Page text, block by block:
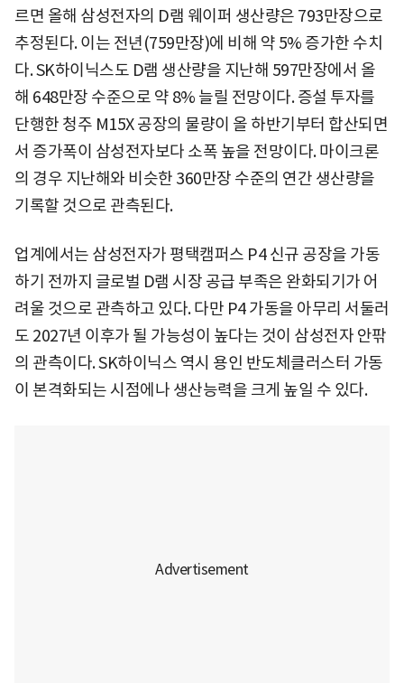
르면 올해 삼성전자의 D램 웨이퍼 생산량은 793만장으로
추정된다. 이는 전년(759만장)에 비해 약 5% 증가한 수치
다. SK하이닉스도 D램 생산량을 지난해 597만장에서 올
해 648만장 수준으로 약 8% 늘릴 전망이다. 증설 투자를
단행한 청주 M15X 공장의 물량이 올 하반기부터 합산되면
서 증가폭이 삼성전자보다 소폭 높을 전망이다. 마이크론
의 경우 지난해와 비슷한 360만장 수준의 연간 생산량을
기록할 것으로 관측된다.
업계에서는 삼성전자가 평택캠퍼스 P4 신규 공장을 가동
하기 전까지 글로벌 D램 시장 공급 부족은 완화되기가 어
려울 것으로 관측하고 있다. 다만 P4 가동을 아무리 서둘러
도 2027년 이후가 될 가능성이 높다는 것이 삼성전자 안팎
의 관측이다. SK하이닉스 역시 용인 반도체클러스터 가동
이 본격화되는 시점에나 생산능력을 크게 높일 수 있다.